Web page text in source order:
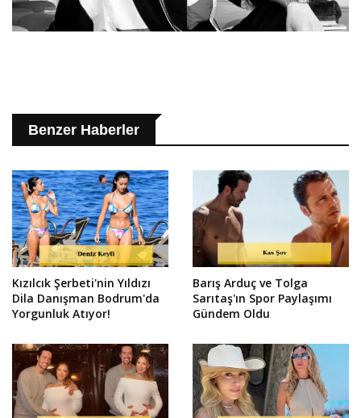
Benzer Haberler
Kızılcık Şerbeti'nin Yıldızı
Dila Danışman Bodrum'da
Yorgunluk Atıyor!
Barış Arduç ve Tolga
Sarıtaş'ın Spor Paylaşımı
Gündem Oldu